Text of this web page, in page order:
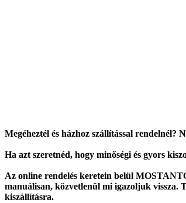
Megéheztél és házhoz szállítással
Ha azt szeretnéd, hogy minőségi és gyors
Az online rendelés keretein belül
manuálisan, közvetlenül mi igazoljuk vissza.
kiszállításra.